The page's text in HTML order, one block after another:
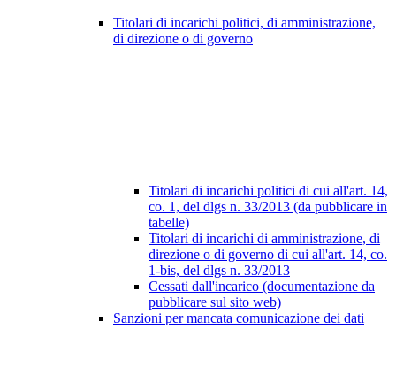
Titolari di incarichi politici, di amministrazione,
di direzione o di governo
Titolari di incarichi politici di cui all'art. 14,
co. 1, del dlgs n. 33/2013 (da pubblicare in
tabelle)
Titolari di incarichi di amministrazione, di
direzione o di governo di cui all'art. 14, co.
1-bis, del dlgs n. 33/2013
Cessati dall'incarico (documentazione da
pubblicare sul sito web)
Sanzioni per mancata comunicazione dei dati